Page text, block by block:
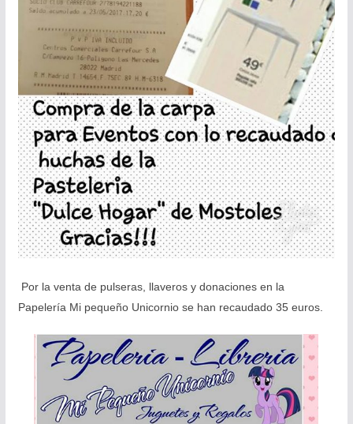
Por la venta de pulseras, llaveros y donaciones en la
Papelería Mi pequeño Unicornio se han recaudado 35 euros.